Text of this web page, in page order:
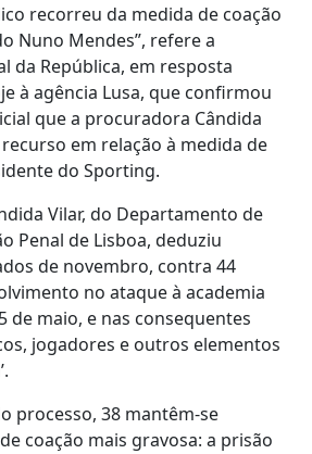
recorreu da medida de coação
Nuno Mendes”, refere a
da República, em resposta
à agência Lusa, que confirmou
que a procuradora Cândida
em relação à medida de
do Sporting.
Vilar, do Departamento de
Penal de Lisboa, deduziu
de novembro, contra 44
no ataque à academia
de maio, e nas consequentes
jogadores e outros elementos
processo, 38 mantêm-se
coação mais gravosa: a prisão